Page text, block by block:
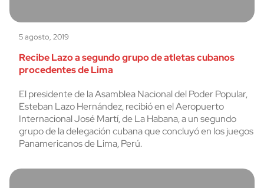
5 agosto, 2019
Recibe Lazo a segundo grupo de atletas cubanos
procedentes de Lima
El presidente de la Asamblea Nacional del Poder Popular,
Esteban Lazo Hernández, recibió en el Aeropuerto
Internacional José Martí, de La Habana, a un segundo
grupo de la delegación cubana que concluyó en los juegos
Panamericanos de Lima, Perú.